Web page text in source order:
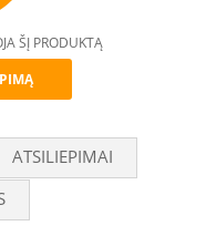
ŠĮ PRODUKTĄ
ATSILIEPIMAI